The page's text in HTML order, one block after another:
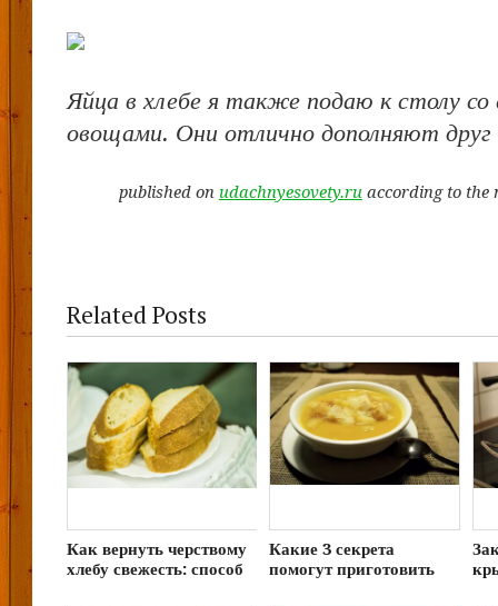
Яйца в хлебе я также подаю к столу
овощами. Они отлично дополняют друг
published on udachnyesovety.ruaccording to the
Related Posts
Как вернуть черствому
хлебу свежесть: способ
Какие 3 секрета
помогут приготовить